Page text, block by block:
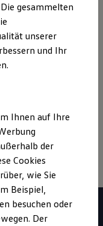
Informationstechnik
Detail um den
erfahren
gesammelten
unserer
und Ihr
Ihnen auf Ihre
der
Cookies
wie Sie
Beispiel,
besuchen oder
Der